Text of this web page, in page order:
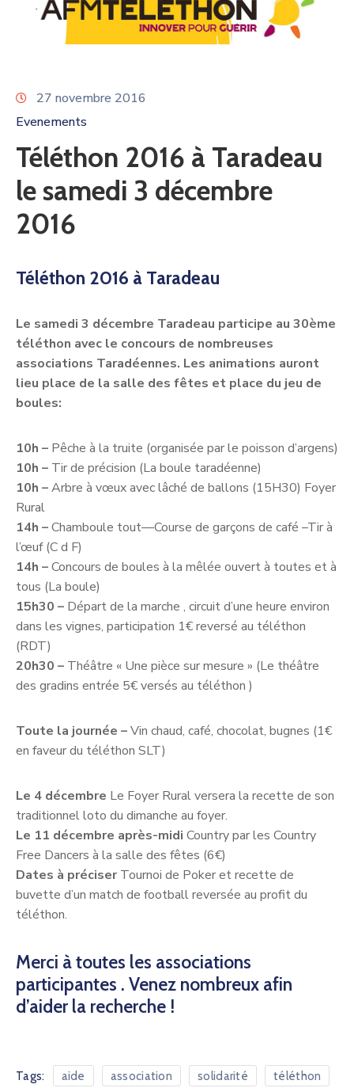
27 novembre 2016
Evenements
Téléthon 2016 à Taradeau
le samedi 3 décembre
2016
Téléthon 2016 à Taradeau
Le samedi 3 décembre Taradeau participe au 30ème
téléthon avec le concours de nombreuses
associations Taradéennes. Les animations auront
lieu place de la salle des fêtes et place du jeu de
boules:
10h – Pêche à la truite (organisée par le poisson d’argens)
10h – Tir de précision (La boule taradéenne)
10h –Arbre à vœux avec lâché de ballons (15H30) Foyer
Rural
14h –Chamboule tout—Course de garçons de café –Tir à
l’œuf (C d F)
14h –Concours de boules à la mêlée ouvert à toutes et à
tous (La boule)
15h30 – Départ de la marche , circuit d’une heure environ
dans les vignes, participation 1€ reversé au téléthon
(RDT)
20h30 – Théâtre « Une pièce sur mesure » (Le théâtre
des gradins entrée 5€ versés au téléthon )
Toute la journée –Vin chaud, café, chocolat, bugnes (1€
en faveur du téléthon SLT)
Le 4 décembre Le Foyer Rural versera la recette de son
traditionnel loto du dimanche au foyer.
Le 11 décembre après-midi Country par les Country
Free Dancers à la salle des fêtes (6€)
Dates à préciserTournoi de Poker et recette de
buvette d’un match de football reversée au profit du
téléthon.
Merci à toutes les associations
participantes . Venez nombreux afin
d’aider la recherche !
Tags: aide association solidarité téléthon